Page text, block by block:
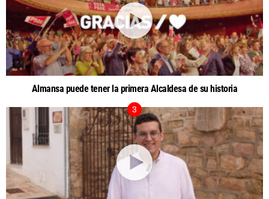
Almansa puede tener la primera Alcaldesa de su historia